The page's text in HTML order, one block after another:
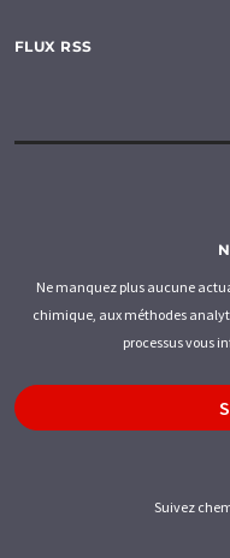
FLUX RSS
Ne manquez plus aucune
chimique, aux méthodes
processus vous
Suivez